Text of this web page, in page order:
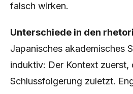
falsch wirken.
Unterschiede in den
Japanisches akademisches
induktiv: Der Kontext zuerst,
Schlussfolgerung zuletzt.